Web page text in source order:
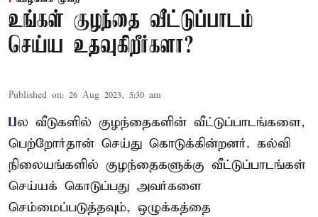
உங்கள் குழந்தை வீட்டுப்பாடம்
செய்ய உதவுகிறீர்களா?
Published on: 26 Aug 2023, 5:30 am
பல வீடுகளில் குழந்தைகளின் வீட்டுப்பாடங்களை,
பெற்றோர்தான் செய்து கொடுக்கின்றனர். கல்வி
நிலையங்களில் குழந்தைகளுக்கு வீட்டுப்பாடங்கள்
செய்யக் கொடுப்பது அவர்களை
செம்மைப்படுத்தவும், ஒழுக்கத்தை